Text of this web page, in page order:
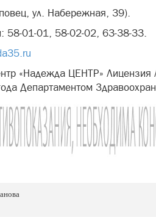
ул. Набережная, 39).
58-01-01, 58-02-02, 63-38-33.
«Надежда ЦЕНТР»
Департаментом